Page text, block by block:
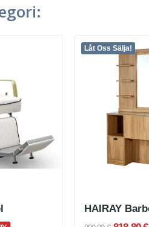
Låt Oss Sälja!